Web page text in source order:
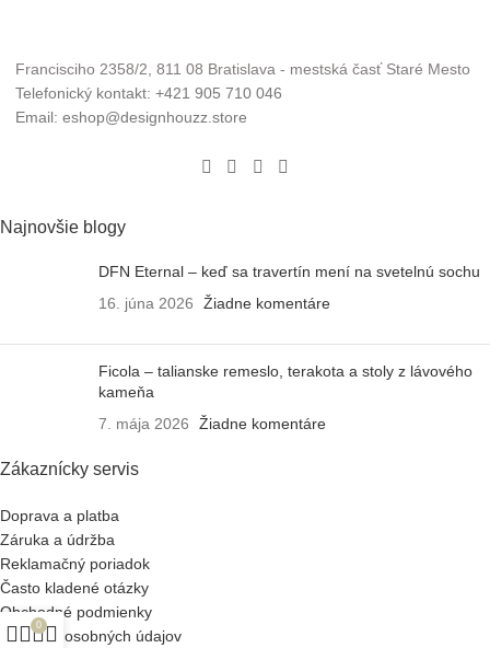
Francisciho 2358/2, 811 08 Bratislava - mestská časť Staré Mesto
Telefonický kontakt: +421 905 710 046
Email: eshop@designhouzz.store
Najnovšie blogy
DFN Eternal – keď sa travertín mení na svetelnú sochu
16. júna 2026
Žiadne komentáre
Ficola – talianske remeslo, terakota a stoly z lávového
kameňa
7. mája 2026
Žiadne komentáre
Zákaznícky servis
Doprava a platba
Záruka a údržba
Reklamačný poriadok
Často kladené otázky
Obchodné podmienky
Ochrana osobných údajov
0